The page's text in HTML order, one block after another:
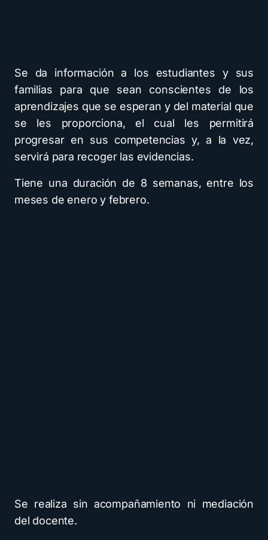
Se da información a los estudiantes y sus
familias para que sean conscientes de los
aprendizajes que se esperan y del material que
se les proporciona, el cual les permitirá
progresar en sus competencias y, a la vez,
servirá para recoger las evidencias.
Tiene una duración de 8 semanas, entre los
meses de enero y febrero.
Se realiza sin acompañamiento ni mediación
del docente.